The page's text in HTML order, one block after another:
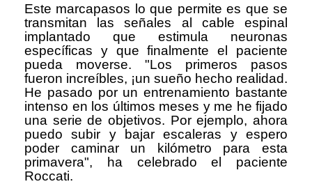
Este marcapasos lo que permite es que se
transmitan las señales al cable espinal
implantado que estimula neuronas
específicas y que finalmente el paciente
pueda moverse. "Los primeros pasos
fueron increíbles, ¡un sueño hecho realidad.
He pasado por un entrenamiento bastante
intenso en los últimos meses y me he fijado
una serie de objetivos. Por ejemplo, ahora
puedo subir y bajar escaleras y espero
poder caminar un kilómetro para esta
primavera", ha celebrado el paciente
Roccati.